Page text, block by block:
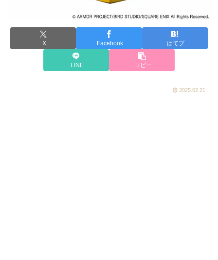
X Facebook はてブ
LINE コピー
2025.02.21